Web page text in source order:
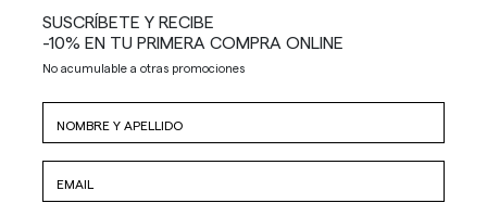
SUSCRÍBETE Y RECIBE
-10% EN TU PRIMERA COMPRA ONLINE
No acumulable a otras promociones